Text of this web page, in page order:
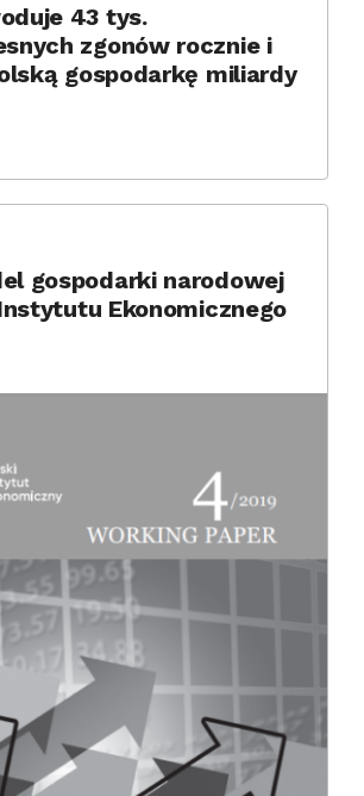
43 tys.
zgonów rocznie i
gospodarkę miliardy
gospodarki narodowej
Ekonomicznego